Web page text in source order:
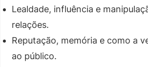
Lealdade, influência e
relações.
Reputação, memória e como a
ao público.